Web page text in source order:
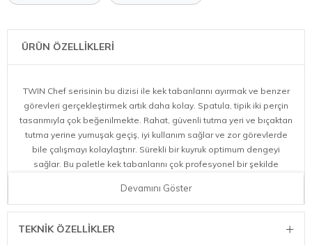
ÜRÜN ÖZELLİKLERİ
TWIN Chef serisinin bu dizisi ile kek tabanlarını ayırmak ve benzer
görevleri gerçekleştirmek artık daha kolay. Spatula, tipik iki perçin
tasarımıyla çok beğenilmekte. Rahat, güvenli tutma yeri ve bıçaktan
tutma yerine yumuşak geçiş, iyi kullanım sağlar ve zor görevlerde
bile çalışmayı kolaylaştırır. Sürekli bir kuyruk optimum dengeyi
sağlar. Bu paletle kek tabanlarını çok profesyonel bir şekilde
ile süsleyebilirsiniz. Bu pratik mutfak yardımcısı, özellikle krep
yapımı için popülerdir. Krepleri ve omletleri paslanmaz çelik
tavalarda kolayca döndürebilirsiniz. Palet tamamen preslenmiş
Devamını Göster
TEKNIK ÖZELLIKLER